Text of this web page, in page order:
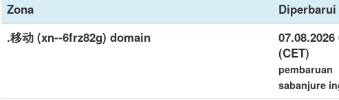
Zona Diperbarui
.移动 (xn--6frz82g) domain
07.08.2026
(CET)
pembaruan
sabanjure